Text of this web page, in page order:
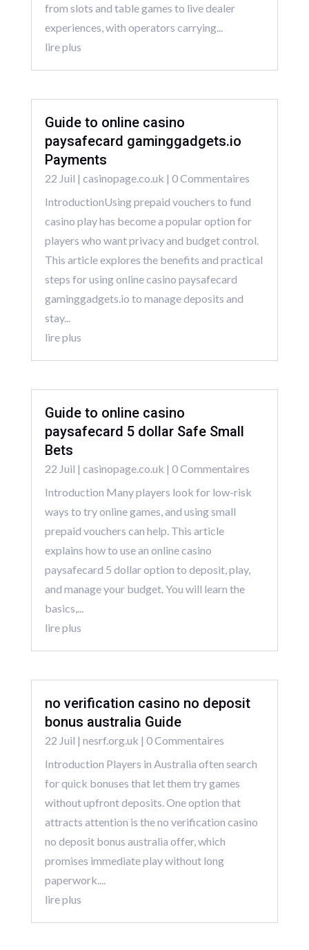
from slots and table games to live dealer
experiences, with operators carrying...
lire plus
Guide to online casino
paysafecard gaminggadgets.io
Payments
22 Juil | casinopage.co.uk | 0 Commentaires
IntroductionUsing prepaid vouchers to fund
casino play has become a popular option for
players who want privacy and budget control.
This article explores the benefits and practical
steps for using online casino paysafecard
gaminggadgets.io to manage deposits and
stay...
lire plus
Guide to online casino
paysafecard 5 dollar Safe Small
Bets
22 Juil | casinopage.co.uk | 0 Commentaires
Introduction Many players look for low-risk
ways to try online games, and using small
prepaid vouchers can help. This article
explains how to use an online casino
paysafecard 5 dollar option to deposit, play,
and manage your budget. You will learn the
basics,...
lire plus
no verification casino no deposit
bonus australia Guide
22 Juil | nesrf.org.uk | 0 Commentaires
Introduction Players in Australia often search
for quick bonuses that let them try games
without upfront deposits. One option that
attracts attention is the no verification casino
no deposit bonus australia offer, which
promises immediate play without long
paperwork....
lire plus